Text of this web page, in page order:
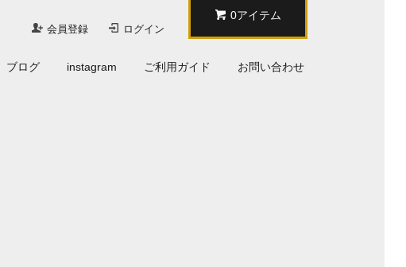
0アイテム
会員登録 ログイン
ブログ instagram ご利用ガイド お問い合わせ